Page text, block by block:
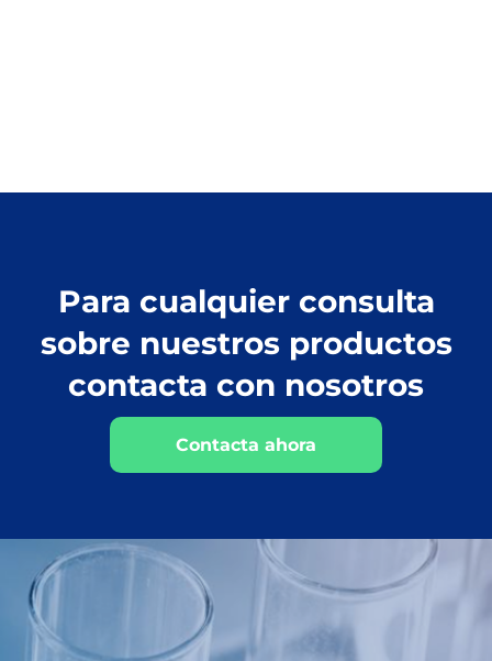
Para cualquier consulta
sobre nuestros productos
contacta con nosotros
Contacta ahora